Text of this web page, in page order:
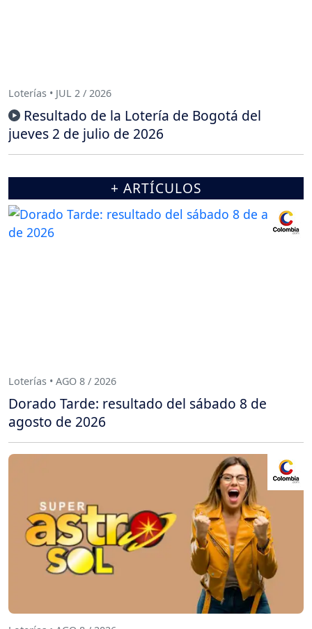
Loterías • JUL 2 / 2026
Resultado de la Lotería de Bogotá del
jueves 2 de julio de 2026
+ ARTÍCULOS
Loterías • AGO 8 / 2026
Dorado Tarde: resultado del sábado 8 de
agosto de 2026